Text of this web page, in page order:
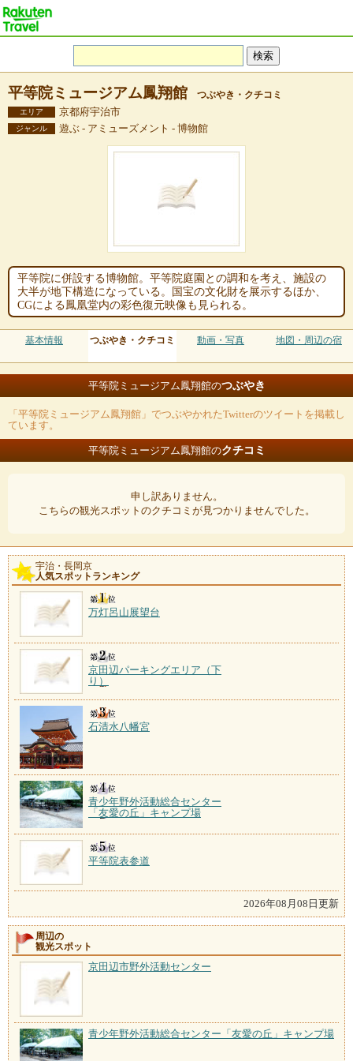
平等院ミュージアム鳳翔館 つぶやき・クチコミ
エリア 京都府宇治市
ジャンル 遊ぶ - アミューズメント - 博物館
平等院に併設する博物館。平等院庭園との調和を考え、施設の
大半が地下構造になっている。国宝の文化財を展示するほか、
CGによる鳳凰堂内の彩色復元映像も見られる。
基本情報 つぶやき・クチコミ 動画・写真 地図・周辺の宿
平等院ミュージアム鳳翔館のつぶやき
「平等院ミュージアム鳳翔館」でつぶやかれたTwitterのツイートを掲載し
ています。
平等院ミュージアム鳳翔館のクチコミ
申し訳ありません。
こちらの観光スポットのクチコミが見つかりませんでした。
宇治・長岡京
人気スポットランキング
万灯呂山展望台
京田辺パーキングエリア（下
り）
石清水八幡宮
青少年野外活動総合センター
「友愛の丘」キャンプ場
平等院表参道
2026年08月08日更新
周辺の
観光スポット
京田辺市野外活動センター
青少年野外活動総合センター「友愛の丘」キャンプ場